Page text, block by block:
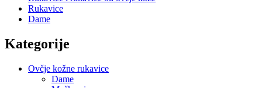
Rukavice
Dame
Kategorije
Ovčje kožne rukavice
Dame